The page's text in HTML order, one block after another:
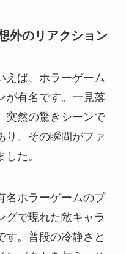
外のリアクション
えば、ホラーゲーム
が有名です。一見落
突然の驚きシーンで
り、その瞬間がファ
た。
名ホラーゲームのプ
グで現れた敵キャラ
す。普段の冷静さと